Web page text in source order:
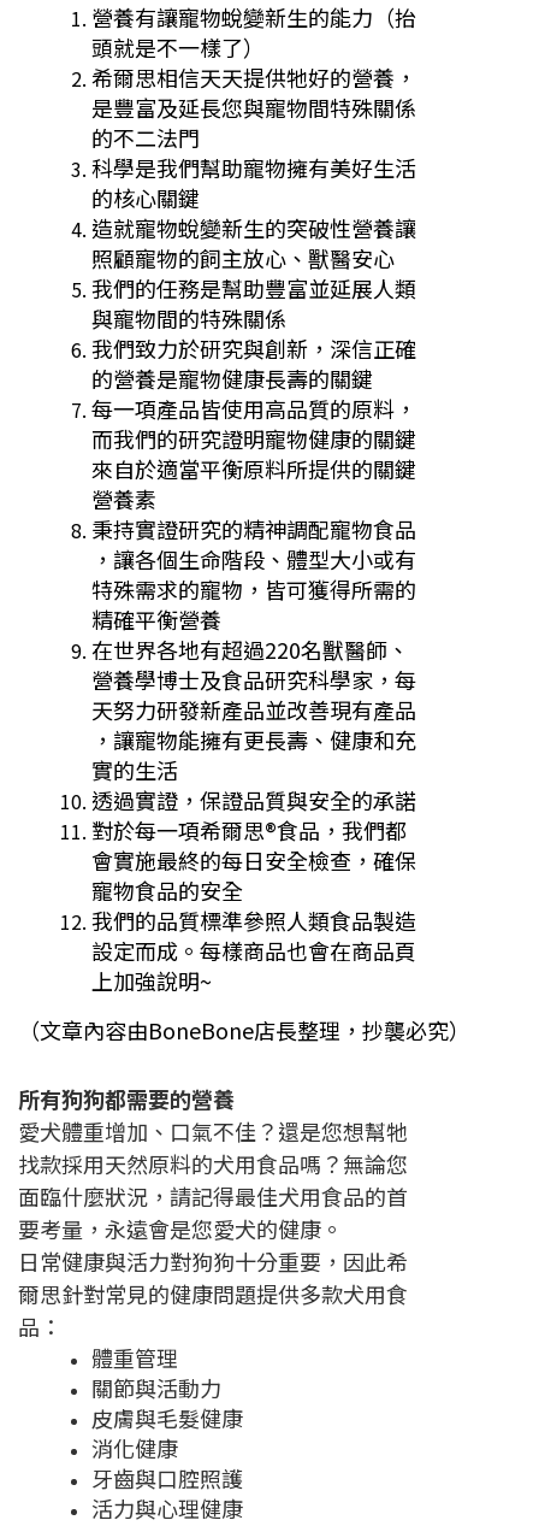
營養有讓寵物蛻變新生的能力（抬
頭就是不一樣了）
希爾思相信天天提供牠好的營養，
是豐富及延長您與寵物間特殊關係
的不二法門
科學是我們幫助寵物擁有美好生活
的核心關鍵
造就寵物蛻變新生的突破性營養讓
照顧寵物的飼主放心、獸醫安心
我們的任務是幫助豐富並延展人類
與寵物間的特殊關係
我們致力於研究與創新，深信正確
的營養是寵物健康長壽的關鍵
每一項產品皆使用高品質的原料，
而我們的研究證明寵物健康的關鍵
來自於適當平衡原料所提供的關鍵
營養素
秉持實證研究的精神調配寵物食品
，讓各個生命階段、體型大小或有
特殊需求的寵物，皆可獲得所需的
精確平衡營養
在世界各地有超過220名獸醫師、
營養學博士及食品研究科學家，每
天努力研發新產品並改善現有產品
，讓寵物能擁有更長壽、健康和充
實的生活
透過實證，保證品質與安全的承諾
對於每一項希爾思®食品，我們都
會實施最終的每日安全檢查，確保
寵物食品的安全
我們的品質標準參照人類食品製造
設定而成。每樣商品也會在商品頁
上加強說明~
（文章內容由BoneBone店長整理，抄襲必究）
所有狗狗都需要的營養
愛犬體重增加、口氣不佳？還是您想幫牠
找款採用天然原料的犬用食品嗎？無論您
面臨什麼狀況，請記得最佳犬用食品的首
要考量，永遠會是您愛犬的健康。
日常健康與活力對狗狗十分重要，因此希
爾思針對常見的健康問題提供多款犬用食
品：
體重管理
關節與活動力
皮膚與毛髮健康
消化健康
牙齒與口腔照護
活力與心理健康